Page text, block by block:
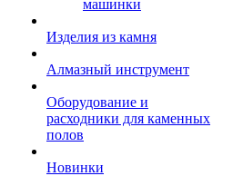
машинки
Изделия из камня
Алмазный инструмент
Оборудование и
расходники для каменных
полов
Новинки